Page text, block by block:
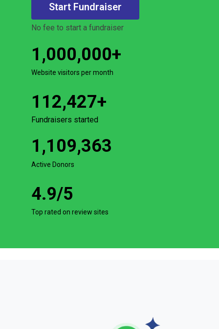
Start Fundraiser
No fee to start a fundraiser
1,000,000+
Website visitors per month
112,427+
Fundraisers started
1,109,363
Active Donors
4.9/5
Top rated on review sites